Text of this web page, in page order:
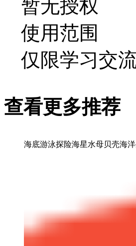
暂无授权
使用范围
仅限学习交
查看更多推荐
海底游泳探险海星水母贝壳海